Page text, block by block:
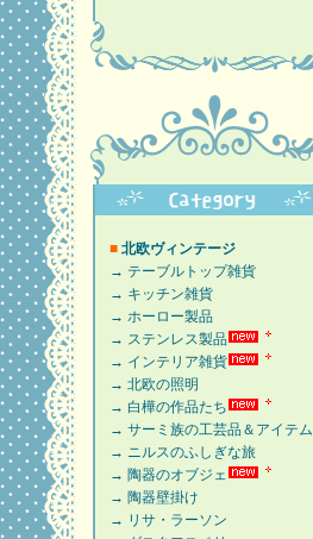
■ 北欧ヴィンテージ
→ テーブルトップ雑貨
→ キッチン雑貨
→ ホーロー製品
→ ステンレス製品
→ インテリア雑貨
→ 北欧の照明
→ 白樺の作品たち
→ サーミ族の工芸品＆アイテム
→ ニルスのふしぎな旅
→ 陶器のオブジェ
→ 陶器壁掛け
→ リサ・ラーソン